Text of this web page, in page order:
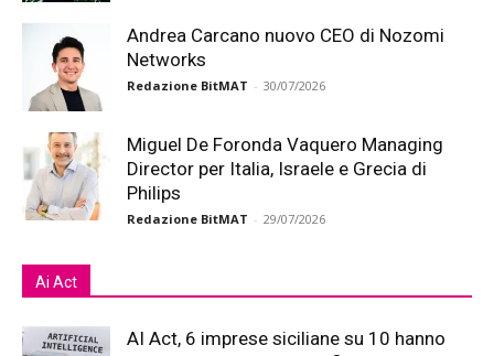
Andrea Carcano nuovo CEO di Nozomi
Networks
Redazione BitMAT - 30/07/2026
Miguel De Foronda Vaquero Managing
Director per Italia, Israele e Grecia di
Philips
Redazione BitMAT - 29/07/2026
Ai Act
AI Act, 6 imprese siciliane su 10 hanno